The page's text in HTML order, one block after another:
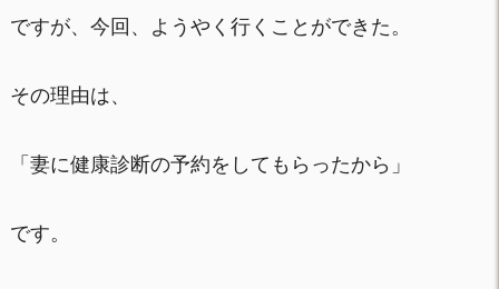
ですが、今回、ようやく行くことができた。
その理由は、
「妻に健康診断の予約をしてもらったから」
です。